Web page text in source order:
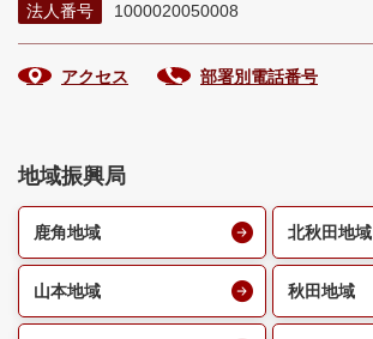
法人番号
1000020050008
アクセス 部署別電話番号
地域振興局
鹿角地域 北秋田地域
山本地域 秋田地域